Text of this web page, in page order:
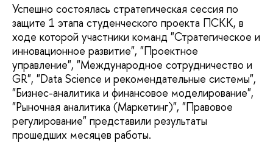
Успешно состоялась стратегическая сессия по
защите 1 этапа студенческого проекта ПСКК, в
ходе которой участники команд "Стратегическое и
инновационное развитие", "Проектное
управление", "Международное сотрудничество и
GR", "Data Science и рекомендательные системы",
"Бизнес-аналитика и финансовое моделирование",
"Рыночная аналитика (Маркетинг)", "Правовое
регулирование" представили результаты
прошедших месяцев работы.